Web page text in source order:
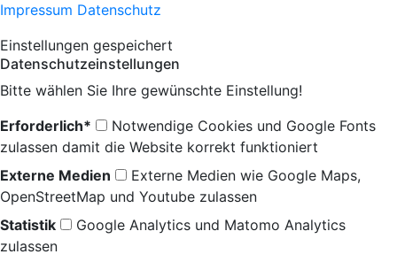
Impressum Datenschutz
Einstellungen gespeichert
Datenschutzeinstellungen
Bitte wählen Sie Ihre gewünschte Einstellung!
Erforderlich*
Notwendige Cookies und Google Fonts
zulassen damit die Website korrekt funktioniert
Externe Medien
Externe Medien wie Google Maps,
OpenStreetMap und Youtube zulassen
Statistik
Google Analytics und Matomo Analytics
zulassen